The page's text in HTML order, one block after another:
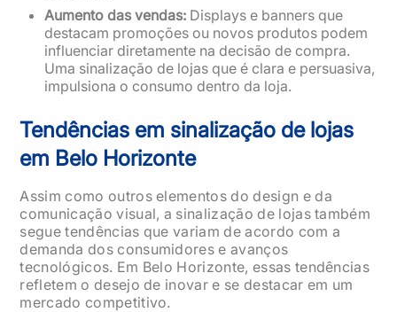
Aumento das vendas: Displays e banners que
destacam promoções ou novos produtos podem
influenciar diretamente na decisão de compra.
Uma sinalização de lojas que é clara e persuasiva,
impulsiona o consumo dentro da loja.
Tendências em sinalização de lojas
em Belo Horizonte
Assim como outros elementos do design e da
comunicação visual, a sinalização de lojas também
segue tendências que variam de acordo com a
demanda dos consumidores e avanços
tecnológicos. Em Belo Horizonte, essas tendências
refletem o desejo de inovar e se destacar em um
mercado competitivo.